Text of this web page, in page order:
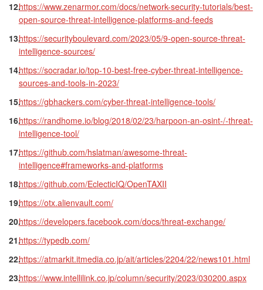
https://www.zenarmor.com/docs/network-security-tutorials/best-
open-source-threat-intelligence-platforms-and-feeds
https://securityboulevard.com/2023/05/9-open-source-threat-
intelligence-sources/
https://socradar.io/top-10-best-free-cyber-threat-intelligence-
sources-and-tools-in-2023/
https://gbhackers.com/cyber-threat-intelligence-tools/
https://randhome.io/blog/2018/02/23/harpoon-an-osint-/-threat-
intelligence-tool/
https://github.com/hslatman/awesome-threat-
intelligence#frameworks-and-platforms
https://github.com/EclecticIQ/OpenTAXII
https://otx.alienvault.com/
https://developers.facebook.com/docs/threat-exchange/
https://typedb.com/
https://atmarkit.itmedia.co.jp/ait/articles/2204/22/news101.html
https://www.intellilink.co.jp/column/security/2023/030200.aspx